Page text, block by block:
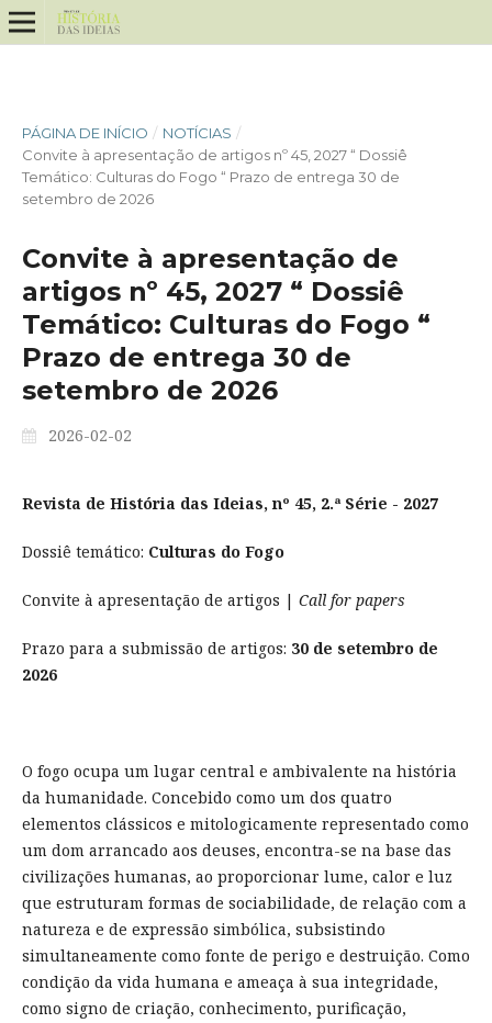
PÁGINA DE INÍCIO / NOTÍCIAS /
Convite à apresentação de artigos nº 45, 2027 “ Dossiê
Temático: Culturas do Fogo “ Prazo de entrega 30 de
setembro de 2026
Convite à apresentação de
artigos nº 45, 2027 “ Dossiê
Temático: Culturas do Fogo “
Prazo de entrega 30 de
setembro de 2026
2026-02-02
Revista de História das Ideias, nº 45, 2.ª Série - 2027
Dossiê temático: Culturas do Fogo
Convite à apresentação de artigos | Call for papers
Prazo para a submissão de artigos: 30 de setembro de
2026
O fogo ocupa um lugar central e ambivalente na história
da humanidade. Concebido como um dos quatro
elementos clássicos e mitologicamente representado como
um dom arrancado aos deuses, encontra-se na base das
civilizações humanas, ao proporcionar lume, calor e luz
que estruturam formas de sociabilidade, de relação com a
natureza e de expressão simbólica, subsistindo
simultaneamente como fonte de perigo e destruição. Como
condição da vida humana e ameaça à sua integridade,
como signo de criação, conhecimento, purificação,